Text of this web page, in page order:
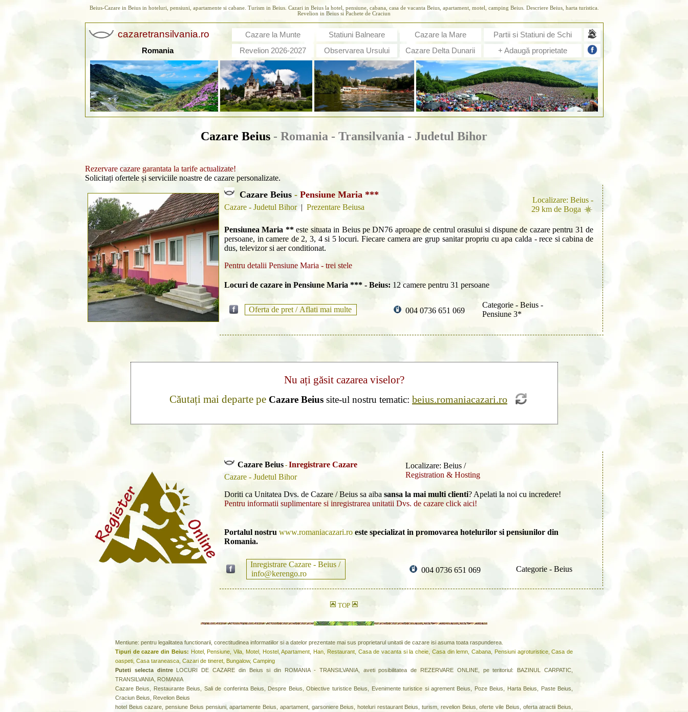
Beius-Cazare in Beius in hoteluri, pensiuni, apartamente si cabane. Turism in Beius. Cazari in Beius la hotel, pensiune, cabana, casa de vacanta Beius, apartament, motel, camping Beius. Descriere Beius, harta turistica.
Revelion in Beius si Pachete de Craciun
cazaretransilvania.ro Cazare la Munte Statiuni Balneare Cazare la Mare
Partii si Statiuni de Schi
Romania
Revelion 2026-2027 Observarea Ursului Cazare Delta Dunarii + Adaugă proprietate
Cazare Beius - Romania - Transilvania - Judetul Bihor
Rezervare cazare garantata la tarife actualizate!
Solicitați ofertele și serviciile noastre de cazare personalizate.
Cazare Beius - Pensiune Maria ***
Cazare - Judetul Bihor| Prezentare Beiusa
Localizare: Beius -
29 km de Boga
Pensiunea Maria **este situata in Beius pe DN76 aproape de centrul orasului si dispune de cazare pentru 31 de
persoane, in camere de 2, 3, 4 si 5 locuri. Fiecare camera are grup sanitar propriu cu apa calda - rece si cabina de
dus, televizor si aer conditionat.
Pentru detalii Pensiune Maria - trei stele
Locuri de cazare in Pensiune Maria *** - Beius: 12 camere pentru 31 persoane
Oferta de pret / Aflati mai multe 004 0736 651 069
Categorie - Beius -
Pensiune 3*
Nu ați găsit cazarea viselor?
Căutați mai departe pe Cazare Beius site-ul nostru tematic: beius.romaniacazari.ro
Cazare Beius - Inregistrare Cazare
Cazare - Judetul Bihor
Localizare: Beius /
Registration & Hosting
Doriti ca Unitatea Dvs. de Cazare / Beius sa aiba sansa la mai multi clienti? Apelati la noi cu incredere!
Pentru informatii suplimentare si inregistrarea unitatii Dvs. de cazare click aici!
Portalul nostru www.romaniacazari.ro este specializat in promovarea hotelurilor si pensiunilor din
Romania.
Inregistrare Cazare - Beius /
info@kerengo.ro
004 0736 651 069 Categorie - Beius
TOP
Mentiune: pentru legalitatea functionarii, corectitudinea informatiilor si a datelor prezentate mai sus proprietarul unitatii de cazare isi asuma toata raspunderea.
Tipuri de cazare din Beius: Hotel, Pensiune, Vila, Motel, Hostel, Apartament, Han, Restaurant, Casa de vacanta si la cheie, Casa din lemn, Cabana, Pensiuni agroturistice, Casa de
oaspeti, Casa taraneasca, Cazari de tineret, Bungalow, Camping
Puteti selecta dintreLOCURI DE CAZARE din Beius si din ROMANIA - TRANSILVANIA, aveti posibilitatea de REZERVARE ONLINE, pe teritoriul: BAZINUL CARPATIC,
TRANSILVANIA, ROMANIA
Cazare Beius, Restaurante Beius, Sali de conferinta Beius, Despre Beius, Obiective turistice Beius, Evenimente turistice si agrement Beius, Poze Beius, Harta Beius, Paste Beius,
Craciun Beius, Revelion Beius
hotel Beius cazare, pensiune Beius pensiuni, apartamente Beius, apartament, garsoniere Beius, hoteluri restaurant Beius, turism, revelion Beius, oferte vile Beius, oferta atractii Beius,